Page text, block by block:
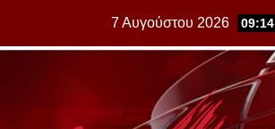
7 Αυγούστου 2026 09:14